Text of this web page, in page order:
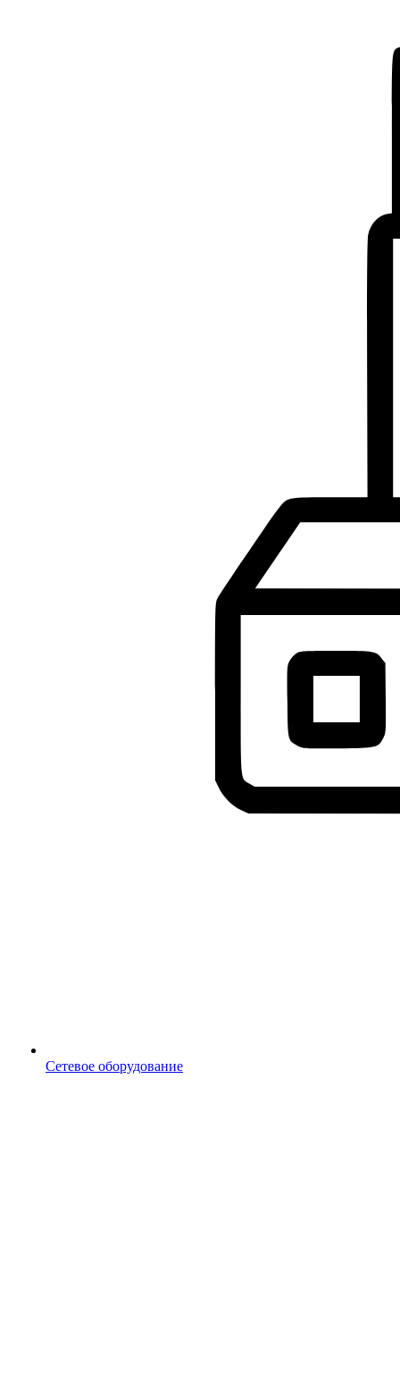
Сетевое оборудование